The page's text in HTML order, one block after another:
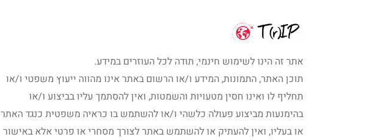
אתר זה הינו לשימוש חינמי, תודה לכל העוזרים במידע.
תוכן האתר, התמונות, המידע ו/או הרשום באתר אינו מהווה ייעוץ משפטי ו/או
תחליף לו ואינו חסין מטעויות והשמטות, ואין להסתמך עליו בביצוע ו/או
בהימנעות מביצוע פעולה כלשהי ו/או להשתמש בו כראיה משפטית כנגד האתר
או בעליו, ואין להעתיק או להשתמש באתר לצורך מסחרי או פרטי אלא באישור